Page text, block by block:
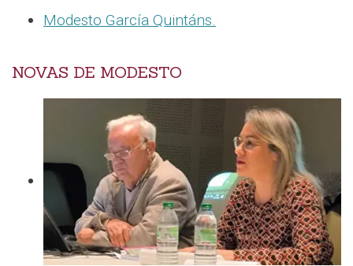
Modesto García Quintáns.
NOVAS DE MODESTO